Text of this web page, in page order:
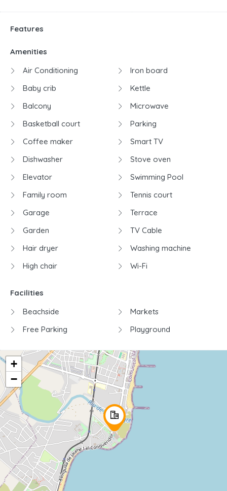
Features
Amenities
Air Conditioning
Baby crib
Balcony
Basketball court
Coffee maker
Dishwasher
Elevator
Family room
Garage
Garden
Hair dryer
High chair
Iron board
Kettle
Microwave
Parking
Smart TV
Stove oven
Swimming Pool
Tennis court
Terrace
TV Cable
Washing machine
Wi-Fi
Facilities
Beachside
Free Parking
Markets
Playground
+
−